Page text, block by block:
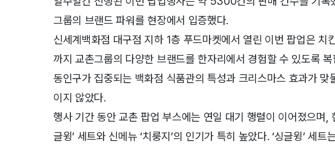
그룹의 브랜드 파워를 현장에서 입증했다.
신세계백화점 대구점 지하 1층 푸드마켓에서 열린 이번 팝업은 치
까지 교촌그룹의 다양한 브랜드를 한자리에서 경험할 수 있도록
동인구가 집중되는 백화점 식품관의 특성과 크리스마스 효과가
이지 않았다.
행사 기간 동안 교촌 팝업 부스에는 연일 대기 행렬이 이어졌으며,
글윙’ 세트와 신메뉴 ‘치룽지’의 인기가 특히 높았다. ‘싱글윙’ 세